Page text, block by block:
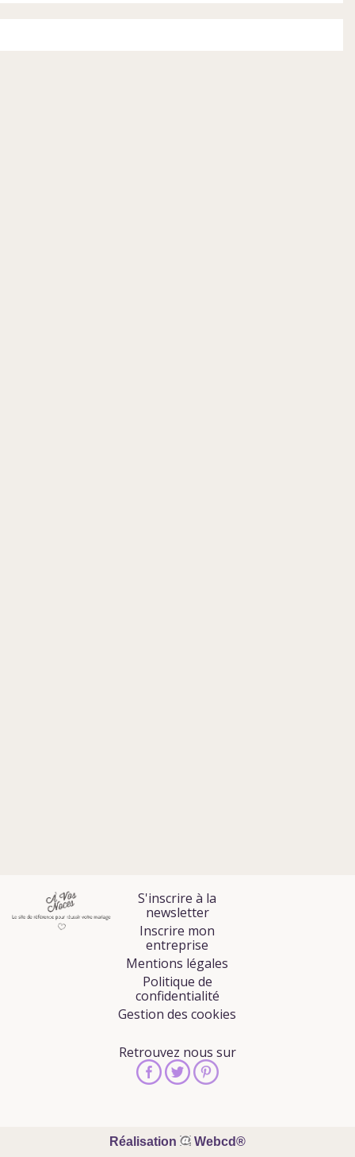
S'inscrire à la
newsletter
Inscrire mon
entreprise
Mentions légales
Politique de
confidentialité
Gestion des cookies
Retrouvez nous sur
Réalisation Webcd®